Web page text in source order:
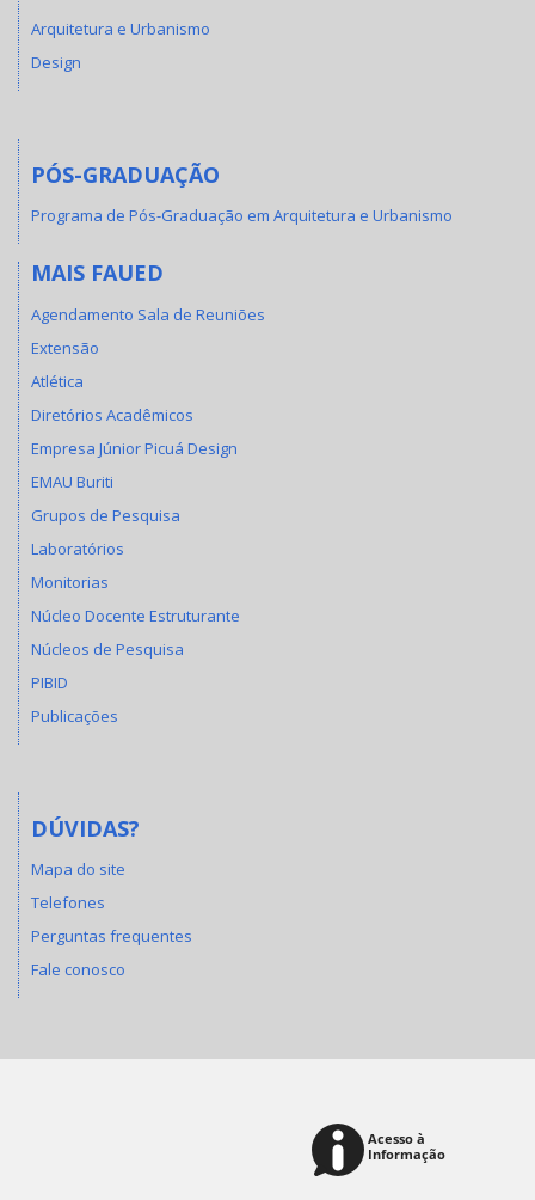
Arquitetura e Urbanismo
Design
PÓS-GRADUAÇÃO
Programa de Pós-Graduação em Arquitetura e Urbanismo
MAIS FAUED
Agendamento Sala de Reuniões
Extensão
Atlética
Diretórios Acadêmicos
Empresa Júnior Picuá Design
EMAU Buriti
Grupos de Pesquisa
Laboratórios
Monitorias
Núcleo Docente Estruturante
Núcleos de Pesquisa
PIBID
Publicações
DÚVIDAS?
Mapa do site
Telefones
Perguntas frequentes
Fale conosco